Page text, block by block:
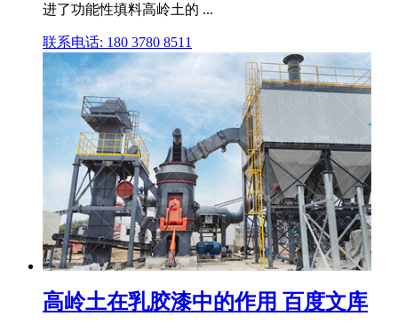
进了功能性填料高岭土的 ...
联系电话: 180 3780 8511
高岭土在乳胶漆中的作用 百度文库